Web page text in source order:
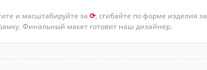
и масштабируйте за ⟳, сгибайте по форме изделия за
Финальный макет готовит наш дизайнер.